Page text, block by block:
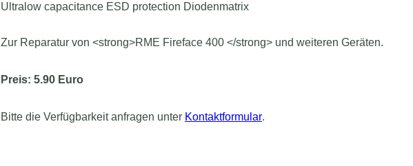
Ultralow capacitance ESD protection Diodenmatrix
Zur Reparatur von <strong>RME Fireface 400 </strong> und weiteren Geräten.
Preis: 5.90 Euro
Bitte die Verfügbarkeit anfragen unter Kontaktformular.